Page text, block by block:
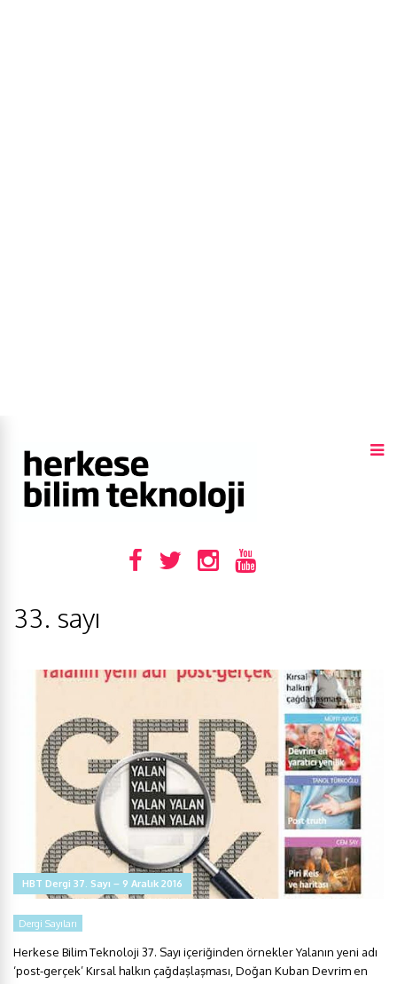
33. sayı
HBT Dergi 37. Sayı – 9 Aralık 2016
Dergi Sayıları
Herkese Bilim Teknoloji 37. Sayı içeriğinden örnekler Yalanın yeni adı
‘post-gerçek’ Kırsal halkın çağdaşlaşması, Doğan Kuban Devrim en